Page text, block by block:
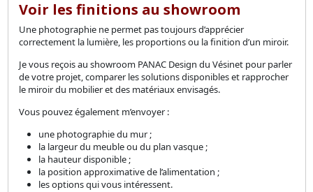
Voir les finitions au showroom
Une photographie ne permet pas toujours d’apprécier
correctement la lumière, les proportions ou la finition d’un miroir.
Je vous reçois au showroom PANAC Design du Vésinet pour parler
de votre projet, comparer les solutions disponibles et rapprocher
le miroir du mobilier et des matériaux envisagés.
Vous pouvez également m’envoyer :
une photographie du mur ;
la largeur du meuble ou du plan vasque ;
la hauteur disponible ;
la position approximative de l’alimentation ;
les options qui vous intéressent.